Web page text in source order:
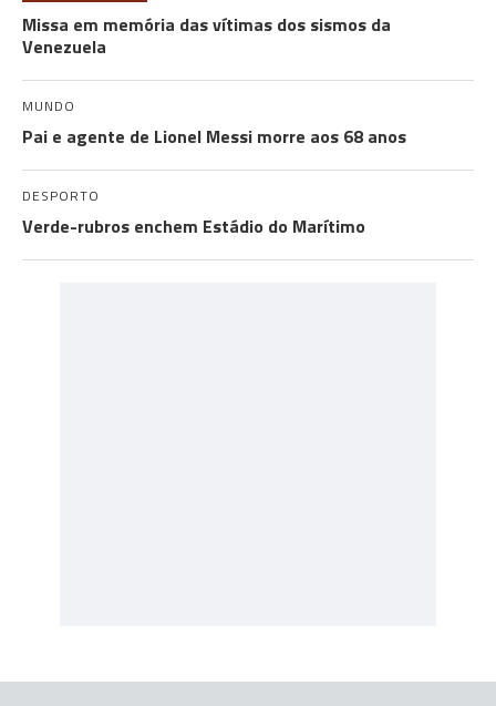
Missa em memória das vítimas dos sismos da
Venezuela
MUNDO
Pai e agente de Lionel Messi morre aos 68 anos
DESPORTO
Verde-rubros enchem Estádio do Marítimo